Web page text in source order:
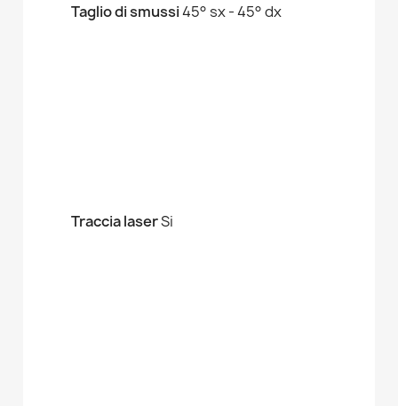
Taglio di smussi45° sx - 45° dx
Traccia laserSi